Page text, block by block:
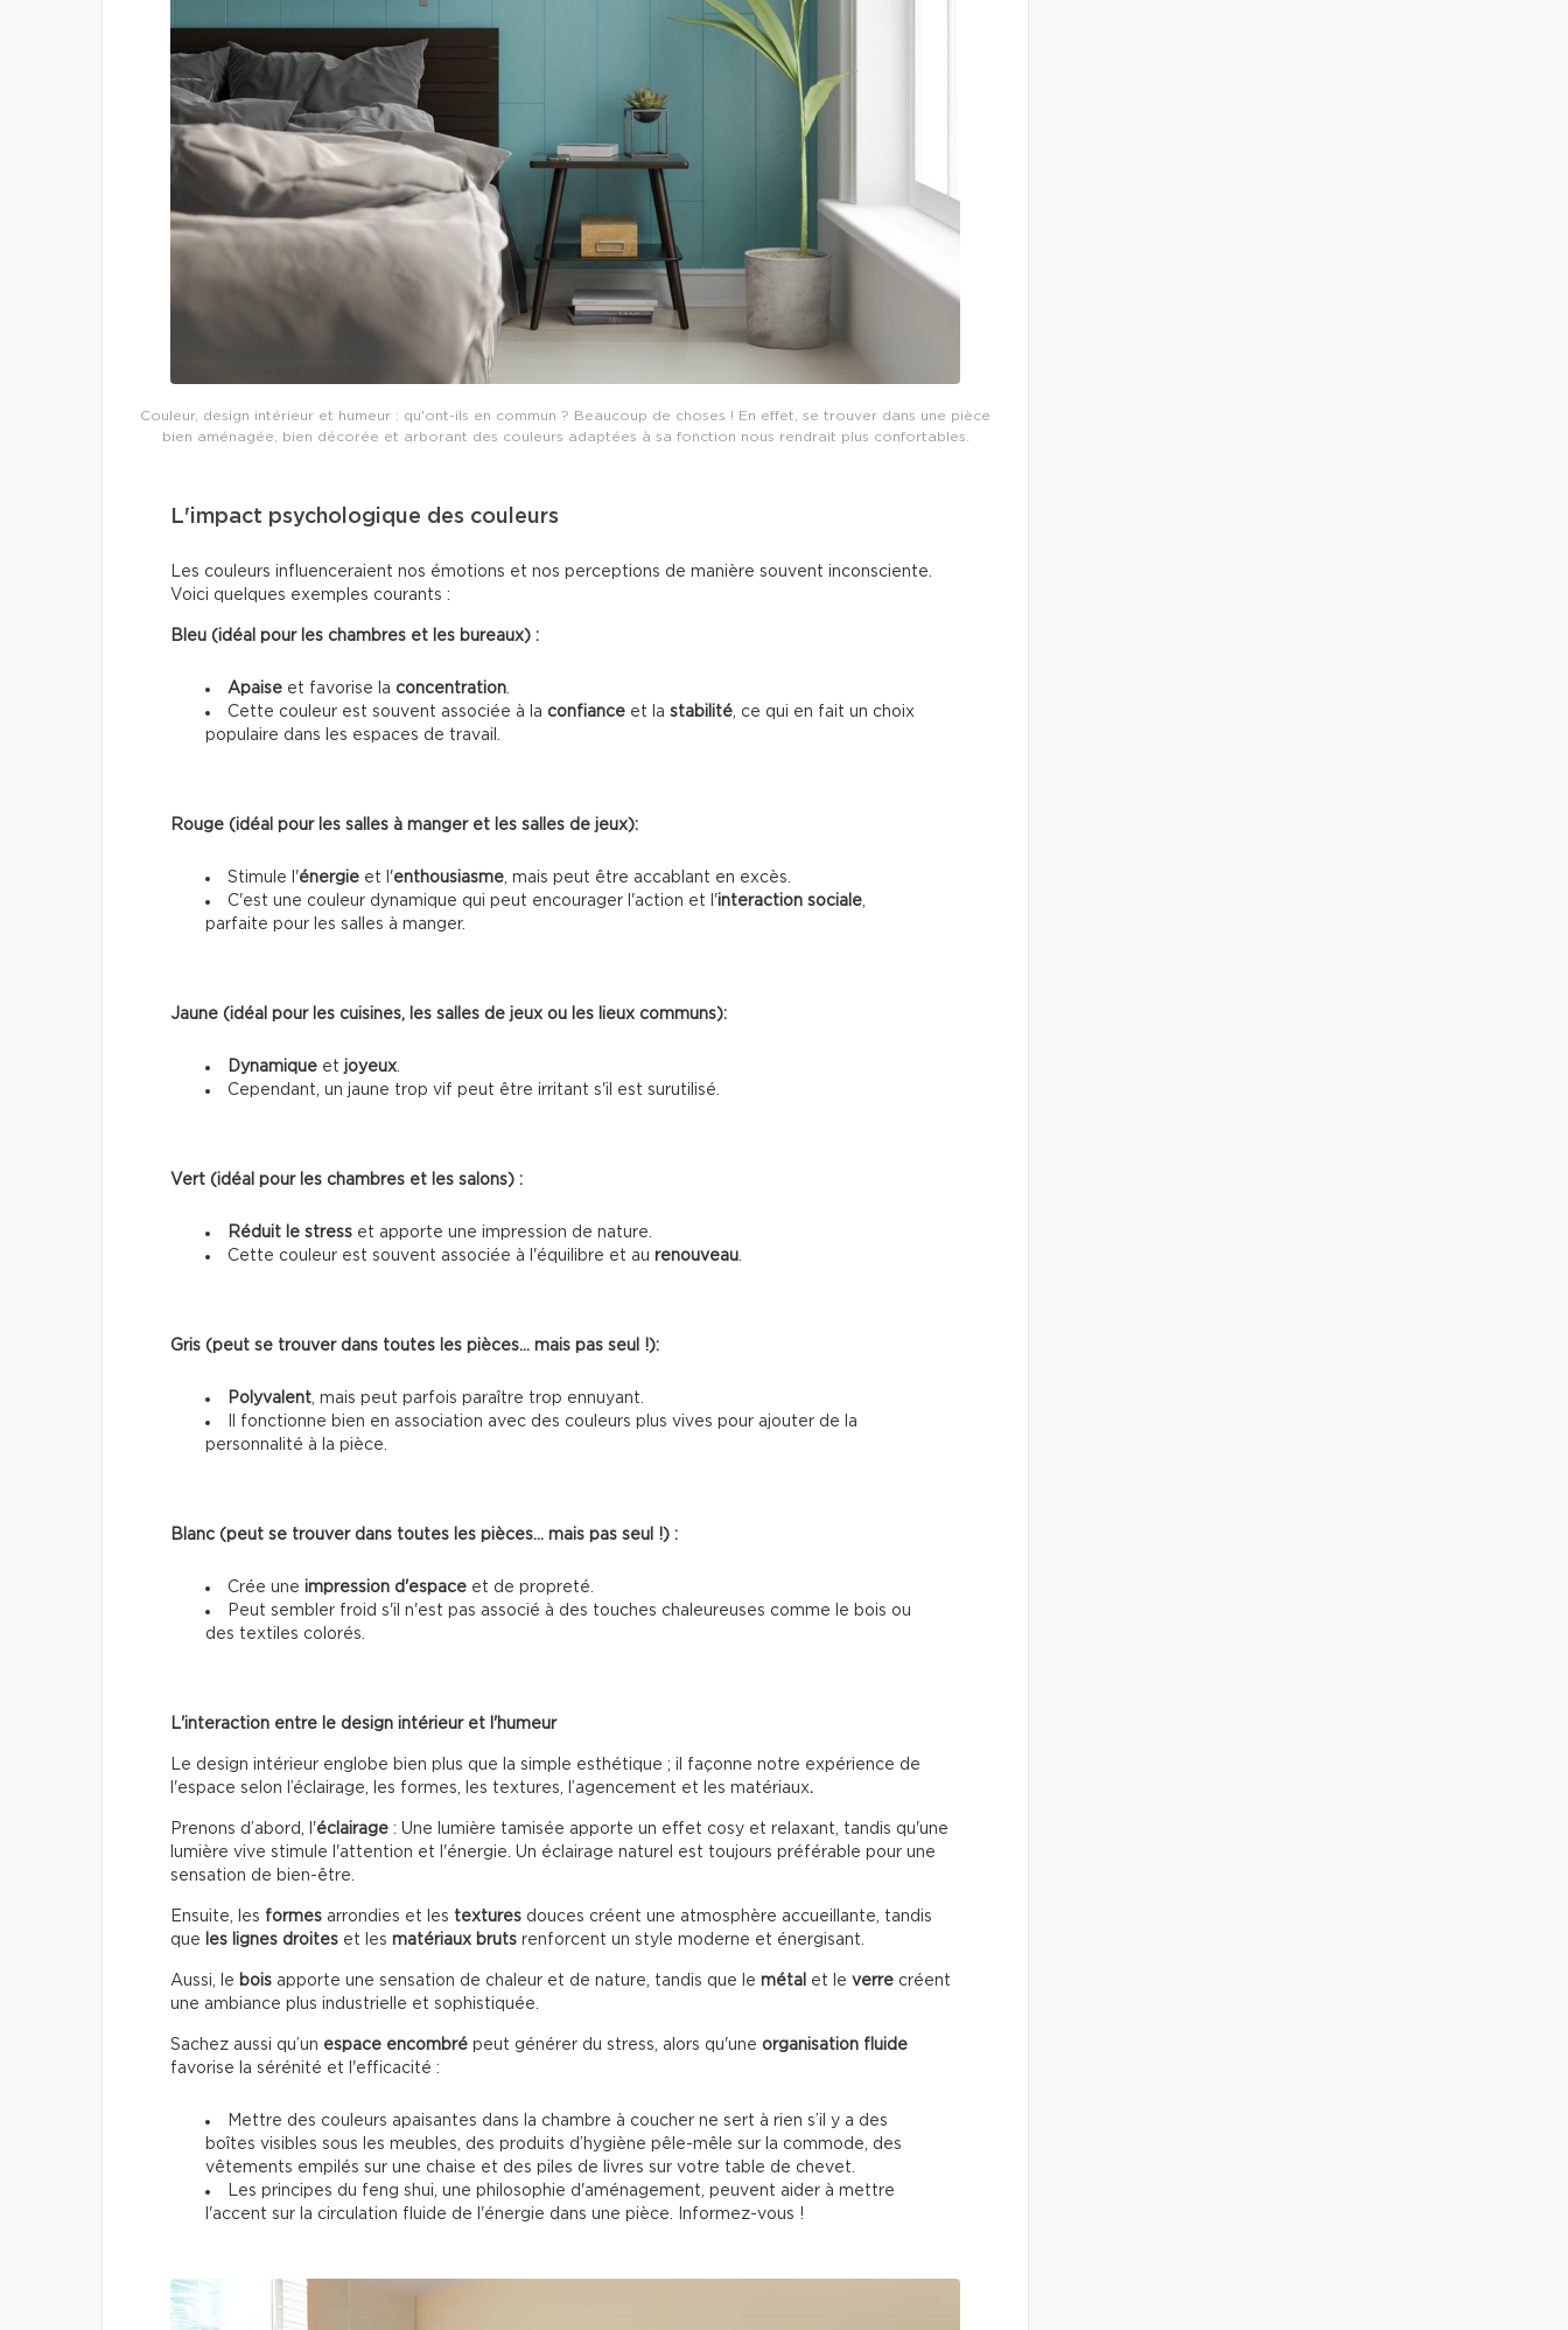
Couleur, design intérieur et humeur : qu'ont-ils en commun ? Beaucoup de choses ! En effet, se trouver dans une pièce
bien aménagée, bien décorée et arborant des couleurs adaptées à sa fonction nous rendrait plus confortables.
L'impact psychologique des couleurs
Les couleurs influenceraient nos émotions et nos perceptions de manière souvent inconsciente.
Voici quelques exemples courants :
Bleu (idéal pour les chambres et les bureaux) :
Apaise et favorise la concentration.
Cette couleur est souvent associée à la confiance et la stabilité, ce qui en fait un choix
populaire dans les espaces de travail.
Rouge (idéal pour les salles à manger et les salles de jeux):
Stimule l'énergie et l'enthousiasme, mais peut être accablant en excès.
C'est une couleur dynamique qui peut encourager l'action et l'interaction sociale,
parfaite pour les salles à manger.
Jaune (idéal pour les cuisines, les salles de jeux ou les lieux communs):
Dynamique et joyeux.
Cependant, un jaune trop vif peut être irritant s'il est surutilisé.
Vert (idéal pour les chambres et les salons) :
Réduit le stress et apporte une impression de nature.
Cette couleur est souvent associée à l'équilibre et au renouveau.
Gris (peut se trouver dans toutes les pièces… mais pas seul !):
Polyvalent, mais peut parfois paraître trop ennuyant.
Il fonctionne bien en association avec des couleurs plus vives pour ajouter de la
personnalité à la pièce.
Blanc (peut se trouver dans toutes les pièces… mais pas seul !) :
Crée une impression d'espace et de propreté.
Peut sembler froid s'il n'est pas associé à des touches chaleureuses comme le bois ou
des textiles colorés.
L'interaction entre le design intérieur et l'humeur
Le design intérieur englobe bien plus que la simple esthétique ; il façonne notre expérience de
l'espace selon l’éclairage, les formes, les textures, l’agencement et les matériaux.
Prenons d’abord, l'éclairage : Une lumière tamisée apporte un effet cosy et relaxant, tandis qu'une
lumière vive stimule l'attention et l'énergie. Un éclairage naturel est toujours préférable pour une
sensation de bien-être.
Ensuite, les formes arrondies et les textures douces créent une atmosphère accueillante, tandis
que
les lignes droites et les matériaux bruts renforcent un style moderne et énergisant.
Aussi, le bois apporte une sensation de chaleur et de nature, tandis que le métal et le verre créent
une ambiance plus industrielle et sophistiquée.
Sachez aussi qu’un espace encombré peut générer du stress, alors qu'une organisation fluide
favorise la sérénité et l'efficacité :
Mettre des couleurs apaisantes dans la chambre à coucher ne sert à rien s’il y a des
boîtes visibles sous les meubles, des produits d’hygiène pêle-mêle sur la commode, des
vêtements empilés sur une chaise et des piles de livres sur votre table de chevet.
Les principes du feng shui, une philosophie d'aménagement, peuvent aider à mettre
l'accent sur la circulation fluide de l'énergie dans une pièce. Informez-vous !